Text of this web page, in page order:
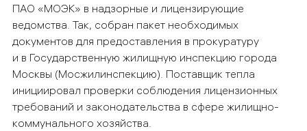
ПАО «МОЭК» в надзорные и лицензирующие
ведомства. Так, собран пакет необходимых
документов для предоставления в прокуратуру
и в Государственную жилищную инспекцию города
Москвы (Мосжилинспекцию). Поставщик тепла
инициировал проверки соблюдения лицензионных
требований и законодательства в сфере жилищно-
коммунального хозяйства.